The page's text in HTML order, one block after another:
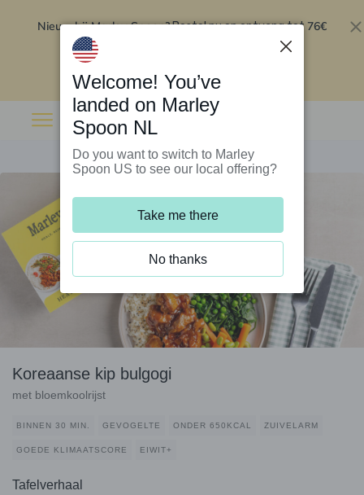
Nieuw bij Marley Spoon?Bestel nu en ontvang tot 76€
Koreaanse kip bulgogi
met bloemkoolrijst
BINNEN 30 MIN. GEVOGELTE ONDER 650KCAL ZUIVELARM
GOEDE KLIMAATSCORE EIWIT+
Tafelverhaal
Welcome! You’ve
landed on Marley
Spoon NL
Do you want to switch to Marley
Spoon US to see our local offering?
Take me there
No thanks